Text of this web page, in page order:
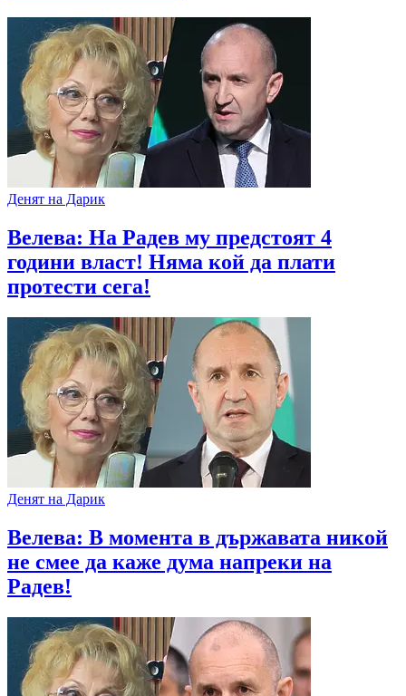
Денят на Дарик
Велева: На Радев му предстоят 4
години власт! Няма кой да плати
протести сега!
Денят на Дарик
Велева: В момента в държавата никой
не смее да каже дума напреки на
Радев!